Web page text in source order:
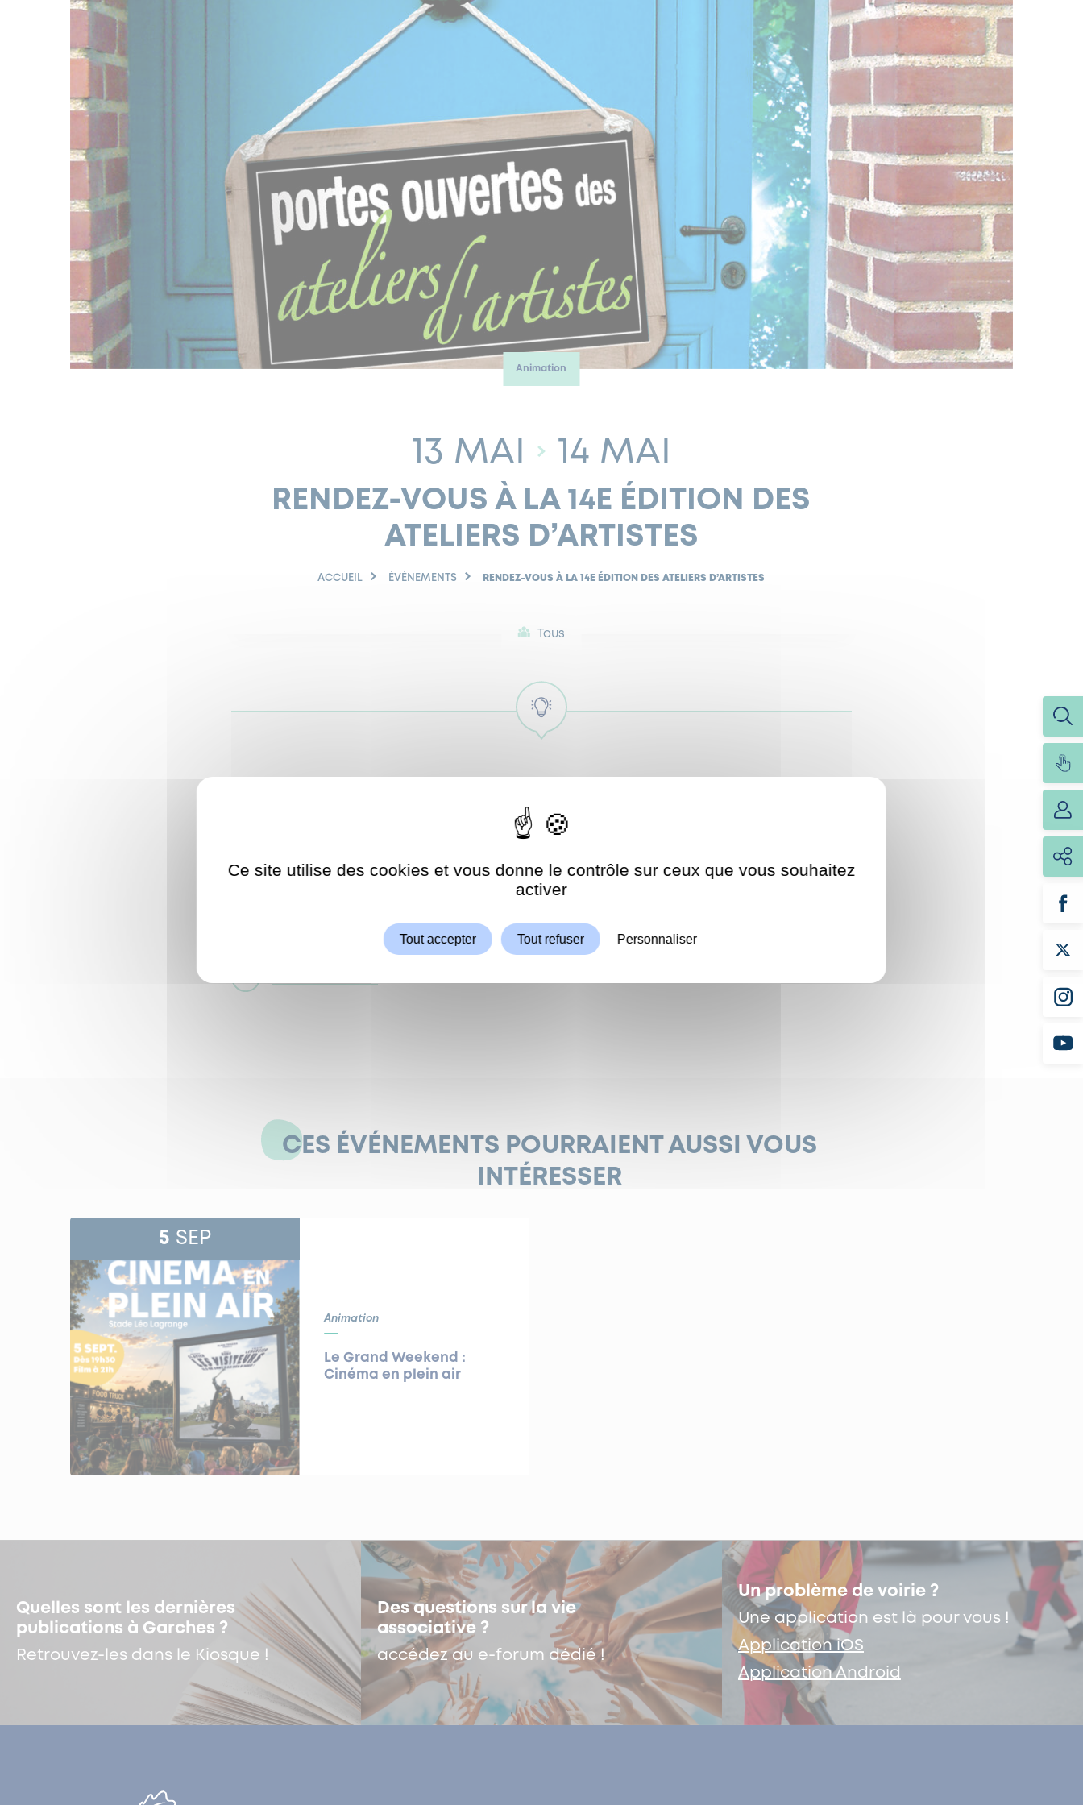
Animation
13 MAI 14 MAI
RENDEZ-VOUS À LA 14E ÉDITION DES
ATELIERS D’ARTISTES
ACCUEIL ÉVÉNEMENTS RENDEZ-VOUS À LA 14E ÉDITION DES ATELIERS D’ARTISTES
Tous
L’occasion pour les amateurs d’art de venir à la
rencontre des peintres, aquarellistes, sculpteurs et céramistes garchois et vaucressonnais
Consultez la liste des artistes participants aux Ateliers d'artistes 2023
CES ÉVÉNEMENTS POURRAIENT AUSSI VOUS
INTÉRESSER
5 SEP
Animation
Le Grand Weekend :
Cinéma en plein air
Quelles sont les dernières
publications à Garches ?
Retrouvez-les dans le Kiosque !
Des questions sur la vie
associative ?
accédez au e-forum dédié !
Un problème de voirie ?
Une application est là pour vous !
Application iOS
Application Android
Autoriser
Ce site utilise des cookies et vous donne le contrôle sur ceux que vous souhaitez
activer
Tout accepter Tout refuser Personnaliser